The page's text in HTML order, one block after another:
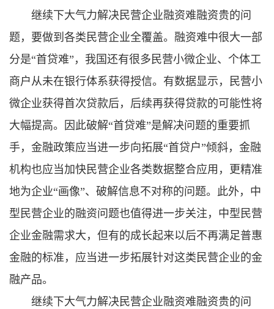
继续下大气力解决民营企业融资难融资贵的问
题，要做到各类民营企业全覆盖。融资难中很大一部
分是“首贷难”，我国还有很多民营小微企业、个体工
商户从未在银行体系获得授信。有数据显示，民营小
微企业获得首次贷款后，后续再获得贷款的可能性将
大幅提高。因此破解“首贷难”是解决问题的重要抓
手，金融政策应当进一步向拓展“首贷户”倾斜，金融
机构也应当加快民营企业各类数据整合应用，更精准
地为企业“画像”、破解信息不对称的问题。此外，中
型民营企业的融资问题也值得进一步关注，中型民营
企业金融需求大，但有的成长起来以后不再满足普惠
金融的标准，应当进一步拓展针对这类民营企业的金
融产品。
继续下大气力解决民营企业融资难融资贵的问